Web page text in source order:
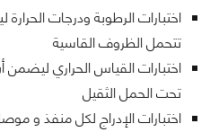
اختبارات الرطوبة ودرجات
تتحمل الظروف القاسية
اختبارات القياس الحراري
تحت الحمل الثقيل
اختبارات الإدراج لكل منفذ و